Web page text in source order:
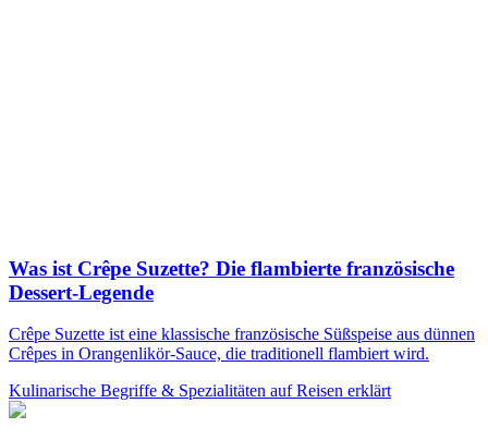
Was ist Crêpe Suzette? Die flambierte französische
Dessert-Legende
Crêpe Suzette ist eine klassische französische Süßspeise aus dünnen
Crêpes in Orangenlikör-Sauce, die traditionell flambiert wird.
Kulinarische Begriffe & Spezialitäten auf Reisen erklärt